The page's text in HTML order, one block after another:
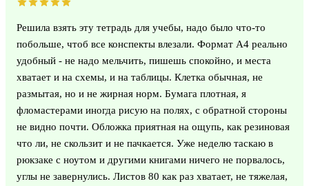
Решила взять эту тетрадь для учебы, надо было что-то
побольше, чтоб все конспекты влезали. Формат А4 реально
удобный - не надо мельчить, пишешь спокойно, и места
хватает и на схемы, и на таблицы. Клетка обычная, не
размытая, но и не жирная норм. Бумага плотная, я
фломастерами иногда рисую на полях, с обратной стороны
не видно почти. Обложка приятная на ощупь, как резиновая
что ли, не скользит и не пачкается. Уже неделю таскаю в
рюкзаке с ноутом и другими книгами ничего не порвалось,
углы не завернулись. Листов 80 как раз хватает, не тяжелая,